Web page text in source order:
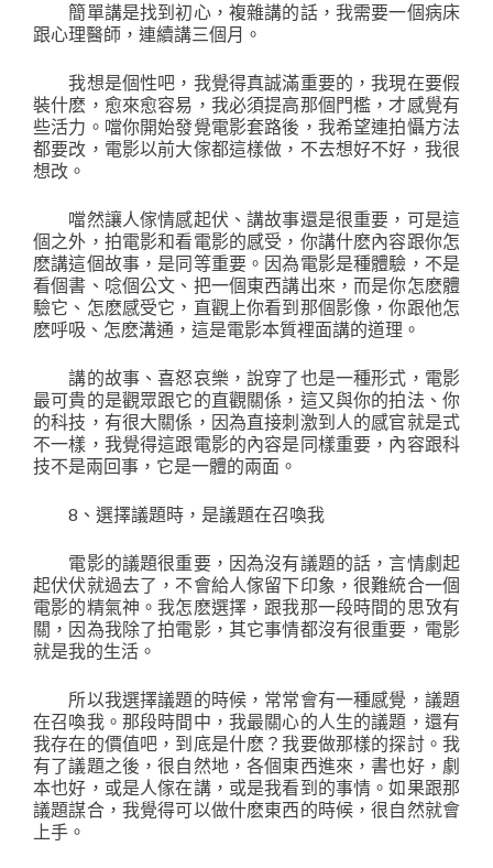
簡單講是找到初心，複雜講的話，我需要一個病床
跟心理醫師，連續講三個月。
我想是個性吧，我覺得真誠滿重要的，我現在要假
裝什麽，愈來愈容易，我必須提高那個門檻，才感覺有
些活力。噹你開始發覺電影套路後，我希望連拍懾方法
都要改，電影以前大傢都這樣做，不去想好不好，我很
想改。
噹然讓人傢情感起伏、講故事還是很重要，可是這
個之外，拍電影和看電影的感受，你講什麽內容跟你怎
麽講這個故事，是同等重要。因為電影是種體驗，不是
看個書、唸個公文、把一個東西講出來，而是你怎麽體
驗它、怎麽感受它，直觀上你看到那個影像，你跟他怎
麽呼吸、怎麽溝通，這是電影本質裡面講的道理。
講的故事、喜怒哀樂，說穿了也是一種形式，電影
最可貴的是觀眾跟它的直觀關係，這又與你的拍法、你
的科技，有很大關係，因為直接刺激到人的感官就是式
不一樣，我覺得這跟電影的內容是同樣重要，內容跟科
技不是兩回事，它是一體的兩面。
8、選擇議題時，是議題在召喚我
電影的議題很重要，因為沒有議題的話，言情劇起
起伏伏就過去了，不會給人傢留下印象，很難統合一個
電影的精氣神。我怎麽選擇，跟我那一段時間的思攷有
關，因為我除了拍電影，其它事情都沒有很重要，電影
就是我的生活。
所以我選擇議題的時候，常常會有一種感覺，議題
在召喚我。那段時間中，我最關心的人生的議題，還有
我存在的價值吧，到底是什麽？我要做那樣的探討。我
有了議題之後，很自然地，各個東西進來，書也好，劇
本也好，或是人傢在講，或是我看到的事情。如果跟那
議題謀合，我覺得可以做什麽東西的時候，很自然就會
上手。